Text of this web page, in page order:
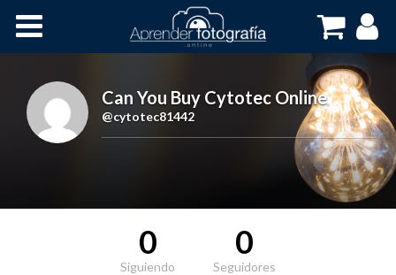
Cursos OnLine
Can You Buy Cytotec Online,
@cytotec81442
0
Siguiendo
0
Seguidores